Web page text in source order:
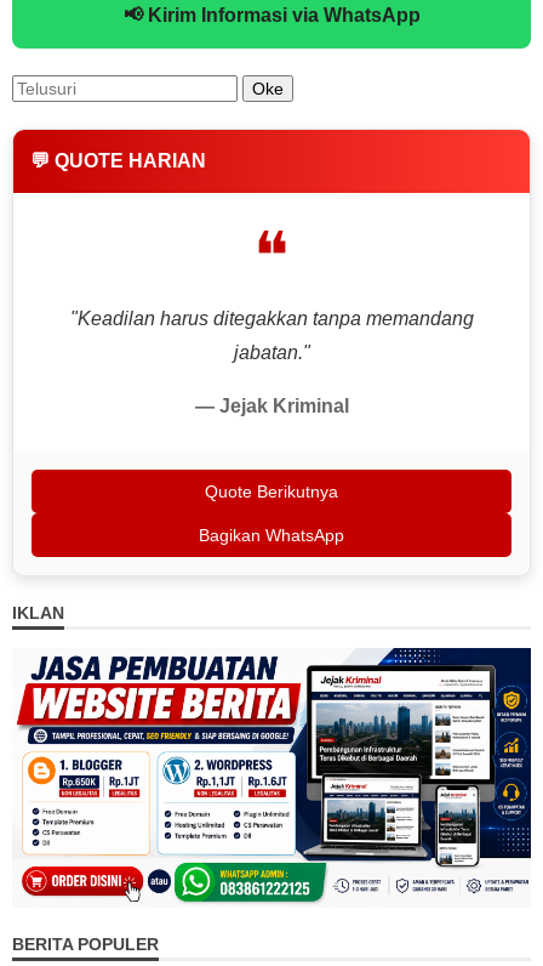
📢 Kirim Informasi via WhatsApp
💬 QUOTE HARIAN
❝
"Keadilan harus ditegakkan tanpa memandang
jabatan."
— Jejak Kriminal
Quote Berikutnya
Bagikan WhatsApp
IKLAN
BERITA POPULER